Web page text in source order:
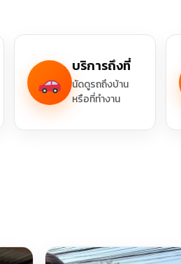
บริการถึงที่
นัดดูรถถึงบ้าน
หรือที่ทำงาน